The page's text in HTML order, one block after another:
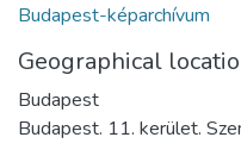
Budapest-képarchívum
Geographical
Budapest
Budapest. 11. kerület.